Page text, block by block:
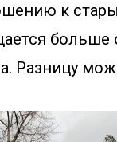
к
больше
Разницу